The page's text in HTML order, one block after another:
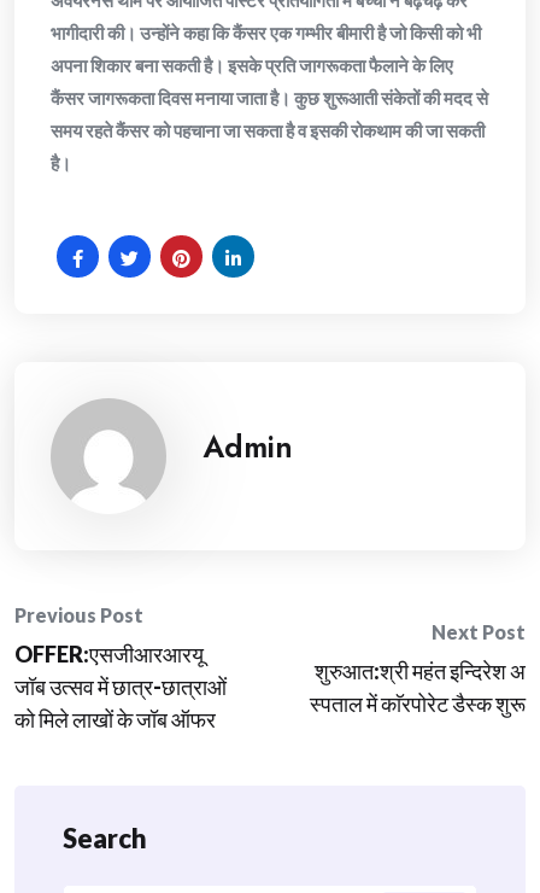
भागीदारी की। उन्होंने कहा कि कैंसर एक गम्भीर बीमारी है जो किसी को भी
अपना शिकार बना सकती है। इसके प्रति जागरूकता फैलाने के लिए
कैंसर जागरूकता दिवस मनाया जाता है। कुछ शुरूआती संकेतों की मदद से
समय रहते कैंसर को पहचाना जा सकता है व इसकी रोकथाम की जा सकती
है।
Admin
Post
navigation
Previous Post
OFFER:एसजीआरआरयू
जॉब उत्सव में छात्र-छात्राओं
को मिले लाखों के जॉब ऑफर
Next Post
शुरुआत:श्री महंत इन्दिरेश अ
स्पताल में काॅरपोरेट डैस्क शुरू
Search